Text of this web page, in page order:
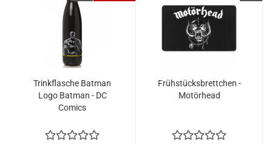
Trinkflasche Batman
Logo Batman - DC
Comics
Frühstücksbrettchen -
Motörhead